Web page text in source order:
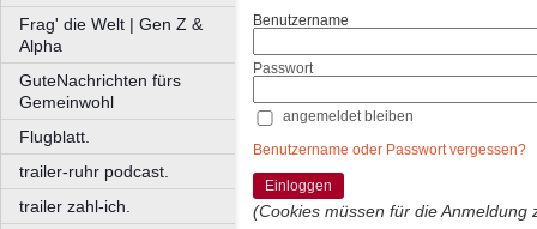
Frag' die Welt | Gen Z &
Alpha
GuteNachrichten fürs
Gemeinwohl
Flugblatt.
trailer-ruhr podcast.
trailer zahl-ich.
Benutzername
Passwort
angemeldet bleiben
Benutzername oder Passwort vergessen?
Einloggen
(Cookies müssen für die Anmeldung